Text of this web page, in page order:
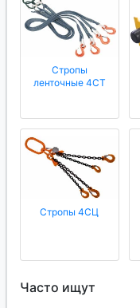
Стропы
ленточные 4СТ
Стропы 4СЦ
Часто ищут